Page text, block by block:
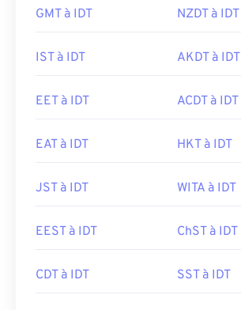
GMT à IDT NZDT à IDT
IST à IDT AKDT à IDT
EET à IDT ACDT à IDT
EAT à IDT HKT à IDT
JST à IDT WITA à IDT
EEST à IDT ChST à IDT
CDT à IDT SST à IDT